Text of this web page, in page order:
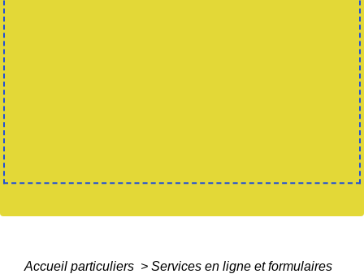
Accueil particuliers > Services en ligne et formulaires